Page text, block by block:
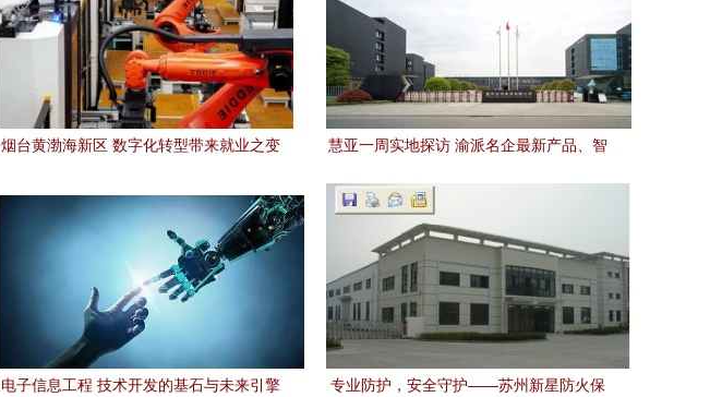
烟台黄渤海新区 数字化转型带来就业之变
慧亚一周实地探访 渝派名企最新产品、智
电子信息工程 技术开发的基石与未来引擎
专业防护，安全守护——苏州新星防火保